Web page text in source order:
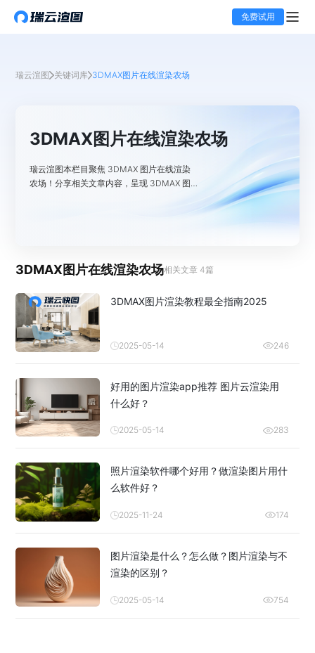
免费试用
瑞云渲图 关键词库 3DMAX图片在线渲染农场
3DMAX图片在线渲染农场
瑞云渲图本栏目聚焦 3DMAX 图片在线渲染
农场！分享相关文章内容，呈现 3DMAX 图
3DMAX图片在线渲染农场相关文章 4篇
3DMAX图片渲染教程最全指南2025
2025-05-14 246
好用的图片渲染app推荐 图片云渲染用
什么好？
2025-05-14 283
照片渲染软件哪个好用？做渲染图片用什
么软件好？
2025-11-24 174
图片渲染是什么？怎么做？图片渲染与不
渲染的区别？
2025-05-14 754